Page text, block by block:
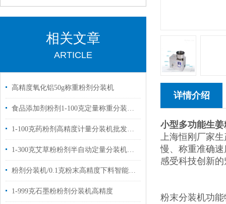
相关文章
ARTICLE
高精度氧化铝50g称重粉剂分装机
食品添加剂粉剂1-100克定量称重分装机品牌
1-100克药粉剂高精度计量分装机批发价格
1-300克艾草粉粉剂半自动定量分装机设备
粉剂分装机/0.1克粉末高精度下料智能分装机1台起批
1-999克石墨粉粉剂分装机高精度
详情介绍
小型多功能生
上海恒刚厂家生
慢、称重准确
感受科技创新
粉末分装机功